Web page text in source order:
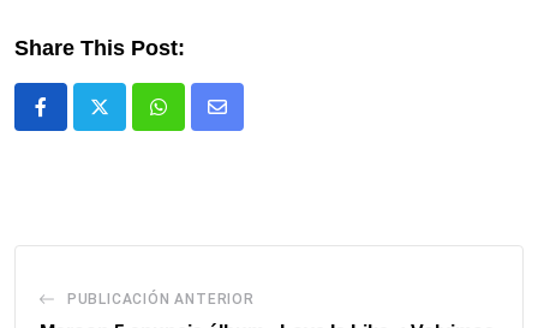
Share This Post:
WhatsappComparte
PUBLICACIÓN ANTERIOR